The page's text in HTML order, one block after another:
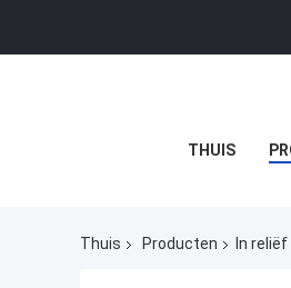
THUIS
Thuis Producten In